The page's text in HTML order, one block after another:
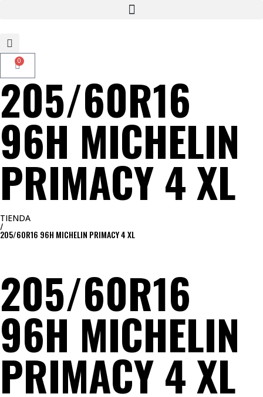
0
205/60R16
96H MICHELIN
PRIMACY 4 XL
TIENDA
/
205/60R16 96H MICHELIN PRIMACY 4 XL
205/60R16
96H MICHELIN
PRIMACY 4 XL